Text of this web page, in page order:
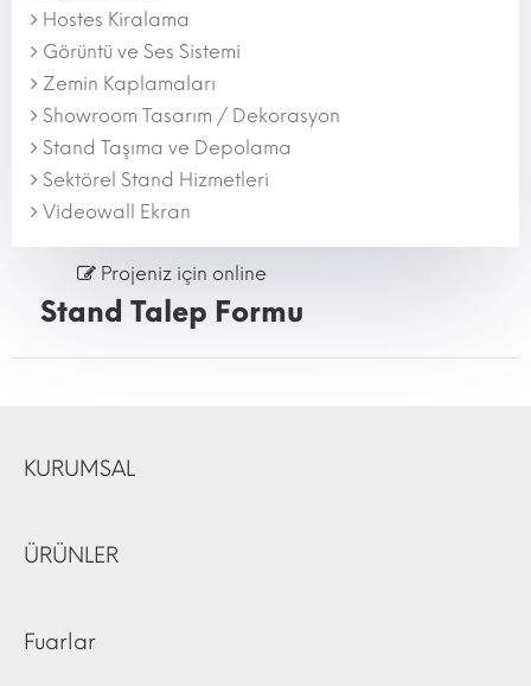
Hostes Kiralama
Görüntü ve Ses Sistemi
Zemin Kaplamaları
Showroom Tasarım / Dekorasyon
Stand Taşıma ve Depolama
Sektörel Stand Hizmetleri
Videowall Ekran
Projeniz için online
Stand Talep Formu
KURUMSAL
ÜRÜNLER
Fuarlar